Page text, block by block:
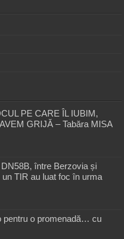
PE CARE ÎL IUBIM,
GRIJĂ – Tabăra MISA
între Berzovia și
TIR au luat foc în urma
pentru o promenadă… cu